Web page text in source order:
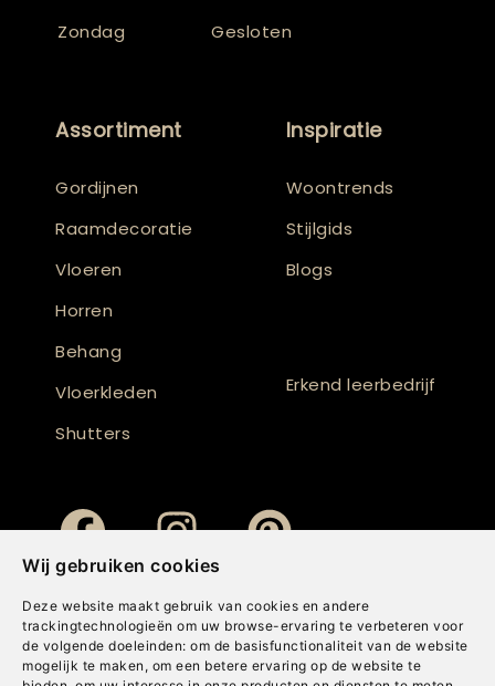
Wij gebruiken cookies
Deze website maakt gebruik van cookies en andere
trackingtechnologieën om uw browse-ervaring te verbeteren voor
de volgende doeleinden: om de basisfunctionaliteit van de website
mogelijk te maken , om een betere ervaring op de website te
Zondag
Gesloten
Assortiment
Gordijnen
Raamdecoratie
Vloeren
Horren
Behang
Vloerkleden
Shutters
Inspiratie
Woontrends
Stijlgids
Blogs
Erkend leerbedrijf